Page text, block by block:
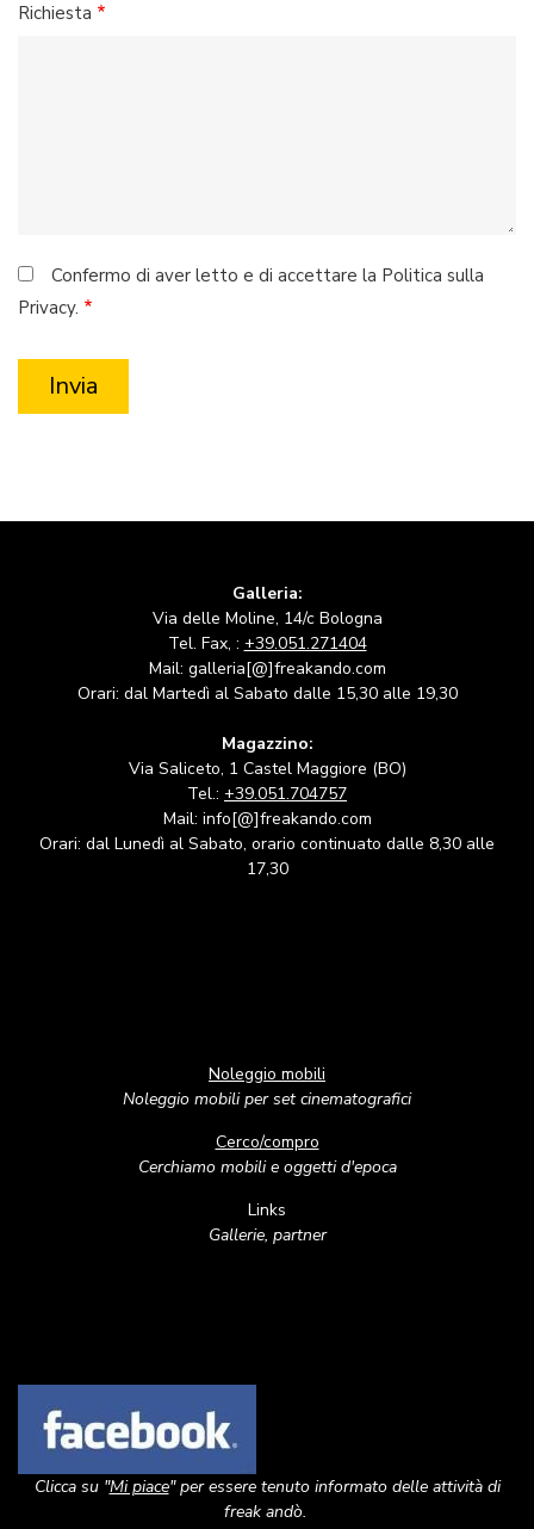
Richiesta
Confermo di aver letto e di accettare la Politica sulla
Privacy.
Galleria:
Via delle Moline, 14/c Bologna
Tel. Fax, : +39.051.271404
Mail: galleria[@]freakando.com
Orari: dal Martedì al Sabato dalle 15,30 alle 19,30
Magazzino:
Via Saliceto, 1 Castel Maggiore (BO)
Tel.: +39.051.704757
Mail: info[@]freakando.com
Orari: dal Lunedì al Sabato, orario continuato dalle 8,30 alle
17,30
Noleggio mobili
Noleggio mobili per set cinematografici
Cerco/compro
Cerchiamo mobili e oggetti d'epoca
Links
Gallerie, partner
Clicca su "Mi piace" per essere tenuto informato delle attività di
freak andò.